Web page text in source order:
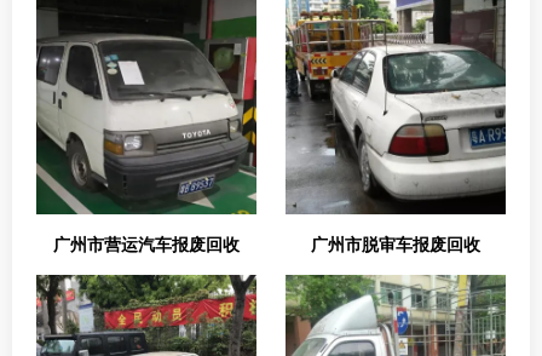
广州市营运汽车报废回收 广州市脱审车报废回收